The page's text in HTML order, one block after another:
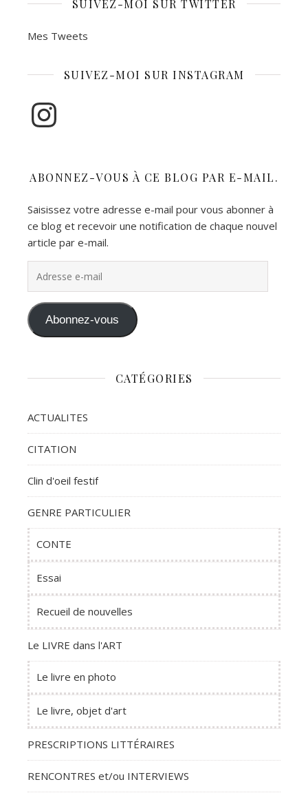
SUIVEZ-MOI SUR TWITTER
Mes Tweets
SUIVEZ-MOI SUR INSTAGRAM
Instagram
ABONNEZ-VOUS À CE BLOG PAR E-MAIL.
Saisissez votre adresse e-mail pour vous abonner à
ce blog et recevoir une notification de chaque nouvel
article par e-mail.
Abonnez-vous
CATÉGORIES
ACTUALITES
CITATION
Clin d'oeil festif
GENRE PARTICULIER
CONTE
Essai
Recueil de nouvelles
Le LIVRE dans l'ART
Le livre en photo
Le livre, objet d'art
PRESCRIPTIONS LITTÉRAIRES
RENCONTRES et/ou INTERVIEWS